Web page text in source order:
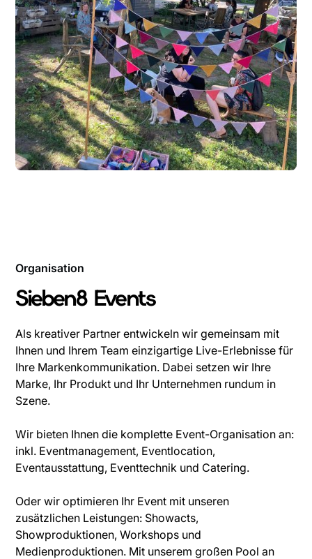
Organisation
Sieben8 Events
Als kreativer Partner entwickeln wir gemeinsam mit
Ihnen und Ihrem Team einzigartige Live-Erlebnisse für
Ihre Markenkommunikation. Dabei setzen wir Ihre
Marke, Ihr Produkt und Ihr Unternehmen rundum in
Szene.
Wir bieten Ihnen die komplette Event-Organisation an:
inkl. Eventmanagement, Eventlocation,
Eventausstattung, Eventtechnik und Catering.
Oder wir optimieren Ihr Event mit unseren
zusätzlichen Leistungen: Showacts,
Showproduktionen, Workshops und
Medienproduktionen. Mit unserem großen Pool an